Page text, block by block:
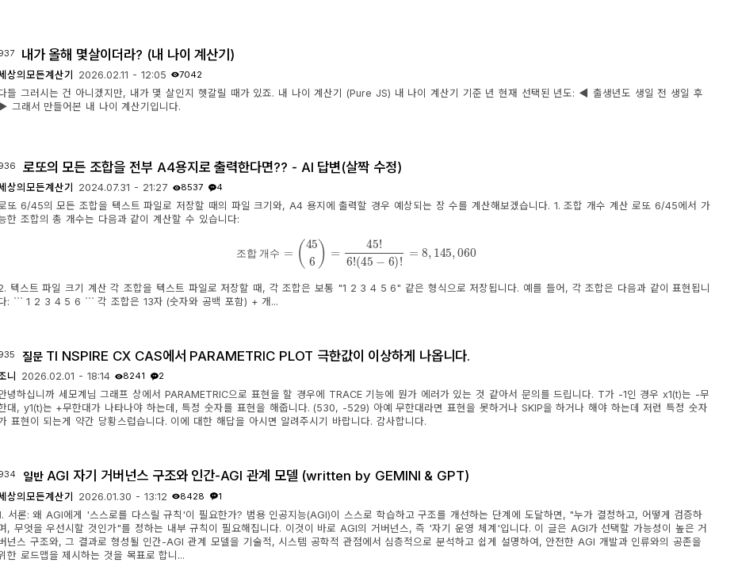
내가 올해 몇살이더라? (내 나이 계산기)
상의모든계산기 2026.02.11 - 12:05 7042
들 그러시는 건 아니겠지만, 내가 몇 살인지 헷갈릴 때가 있죠. 내 나이 계산기 (Pure JS) 내 나이 계산기 기준 년 현재 선택된 년도: ◀ 출생년도 생일 전 생일 후
▶ 그래서 만들어본 내 나이 계산기입니다.
로또의 모든 조합을 전부 A4용지로 출력한다면?? - AI 답변(살짝 수정)
상의모든계산기 2024.07.31 - 21:27 8537 4
또 6/45의 모든 조합을 텍스트 파일로 저장할 때의 파일 크기와, A4 용지에 출력할 경우 예상되는 장 수를 계산해보겠습니다. 1. 조합 개수 계산 로또 6/45에서 가
한 조합의 총 개수는 다음과 같이 계산할 수 있습니다:
조 합 개
조합 개수=(456 )=45!6!(45−6)! =8,145,060
텍스트 파일 크기 계산 각 조합을 텍스트 파일로 저장할 때, 각 조합은 보통 "1 2 3 4 5 6" 같은 형식으로 저장됩니다. 예를 들어, 각 조합은 다음과 같이 표현됩니
: ``` 1 2 3 4 5 6 ``` 각 조합은 13자 (숫자와 공백 포함) + 개...
질문 TI NSPIRE CX CAS에서 PARAMETRIC PLOT 극한값이 이상하게 나옵니다.
니 2026.02.01 - 18:14 8241 2
녕하십니까 세모계님 그래프 상에서 PARAMETRIC으로 표현을 할 경우에 TRACE 기능에 뭔가 에러가 있는 것 같아서 문의를 드립니다. T가 -1인 경우 x1(t)는 -무
대, y1(t)는 +무한대가 나타나야 하는데, 특정 숫자를 표현을 해줍니다. (530, -529) 아예 무한대라면 표현을 못하거나 SKIP을 하거나 해야 하는데 저런 특정 숫자
표현이 되는게 약간 당황스럽습니다. 이에 대한 해답을 아시면 알려주시기 바랍니다. 감사합니다.
일반 AGI 자기 거버넌스 구조와 인간-AGI 관계 모델 (written by GEMINI & GPT)
상의모든계산기 2026.01.30 - 13:12 8428 1
서론: 왜 AGI에게 '스스로를 다스릴 규칙'이 필요한가? 범용 인공지능(AGI)이 스스로 학습하고 구조를 개선하는 단계에 도달하면, "누가 결정하고, 어떻게 검증하
, 무엇을 우선시할 것인가"를 정하는 내부 규칙이 필요해집니다. 이것이 바로 AGI의 거버넌스, 즉 '자기 운영 체계'입니다. 이 글은 AGI가 선택할 가능성이 높은 거
넌스 구조와, 그 결과로 형성될 인간-AGI 관계 모델을 기술적, 시스템 공학적 관점에서 심층적으로 분석하고 쉽게 설명하여, 안전한 AGI 개발과 인류와의 공존을
한 로드맵을 제시하는 것을 목표로 합니...